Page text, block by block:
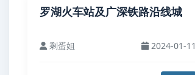
罗湖火车站及广深铁路沿线城
剩蛋姐 2024-01-11